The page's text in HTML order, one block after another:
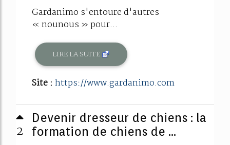
Gardanimo s'entoure d'autres
« nounous » pour...
LIRE LA SUITE
Site : https://www.gardanimo.com
2
Devenir dresseur de chiens : la
formation de chiens de ...